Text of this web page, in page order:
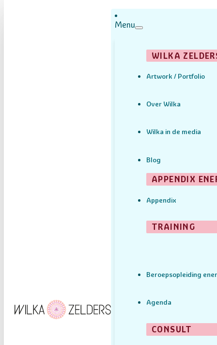
Menu
WILKA
Artwork / Portfolio
Over Wilka
Wilka in de media
Blog
APPENDIX
Appendix
TRAINING
Beroepsopleiding
Agenda
CONSULT